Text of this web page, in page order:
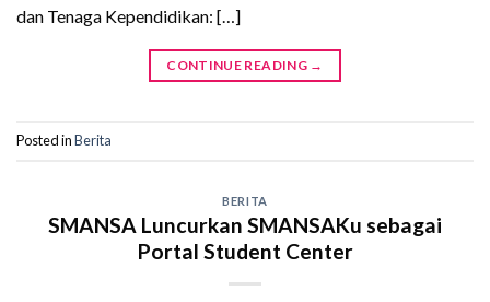
dan Tenaga Kependidikan: […]
CONTINUE READING →
Posted inBerita
BERITA
SMANSA Luncurkan SMANSAKu sebagai
Portal Student Center